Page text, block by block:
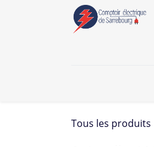
Tous les produits